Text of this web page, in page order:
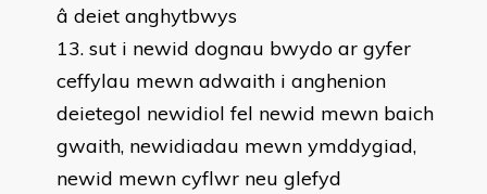
â deiet anghytbwys
sut i newid dognau bwydo ar gyfer
ceffylau mewn adwaith i anghenion
deietegol newidiol fel newid mewn baich
gwaith, newidiadau mewn ymddygiad,
newid mewn cyflwr neu glefyd